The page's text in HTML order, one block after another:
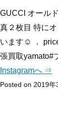
GUCCI オール
真２枚目 特に
います☺️ ．
張買取yamato#
Instagramへ ⇒
Posted on 2019年